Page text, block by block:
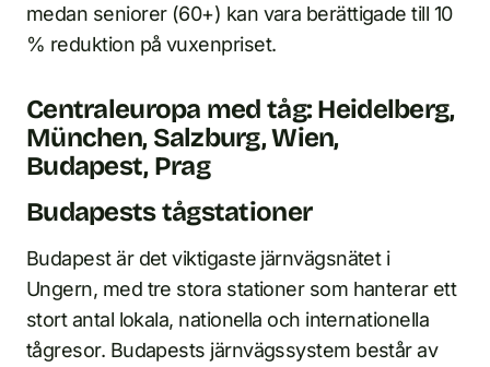
medan seniorer (60+) kan vara berättigade till 10
% reduktion på vuxenpriset.
Centraleuropa med tåg: Heidelberg,
München, Salzburg, Wien,
Budapest, Prag
Budapests tågstationer
Budapest är det viktigaste järnvägsnätet i
Ungern, med tre stora stationer som hanterar ett
stort antal lokala, nationella och internationella
tågresor. Budapests järnvägssystem består av